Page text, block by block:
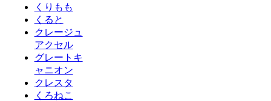
くりもも
くると
クレージュ
アクセル
グレートキ
ャニオン
クレスタ
くろねこ